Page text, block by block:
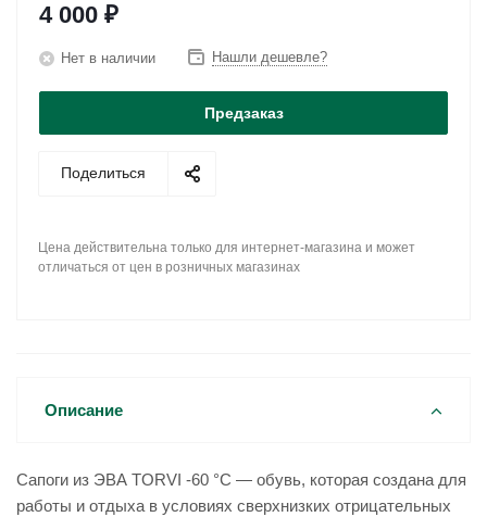
4 000 ₽
Нет в наличии Нашли дешевле?
Предзаказ
Поделиться
Цена действительна только для интернет-магазина и может
отличаться от цен в розничных магазинах
Описание
Сапоги из ЭВА TORVI -60 °С — обувь, которая создана для
работы и отдыха в условиях сверхнизких отрицательных